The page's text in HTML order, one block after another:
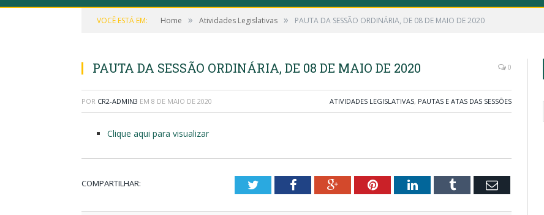
VOCÊ ESTÁ EM: Home » Atividades Legislativas » PAUTA DA SESSÃO ORDINÁRIA, DE 08 DE MAIO DE 2020
PAUTA DA SESSÃO ORDINÁRIA, DE 08 DE MAIO DE 2020 0
POR CR2-ADMIN3 EM 8 DE MAIO DE 2020 ATIVIDADES LEGISLATIVAS, PAUTAS E ATAS DAS SESSÕES
Clique aqui para visualizar
COMPARTILHAR: TwitterFacebookGoogle+PinterestLinkedInTumblr Email